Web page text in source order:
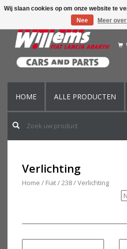
HOME ALLE PRODUCTEN
Verlichting
Home / Fiat/238/Verlichting
Wij slaan cookies op om onze website te
Nee
Meer